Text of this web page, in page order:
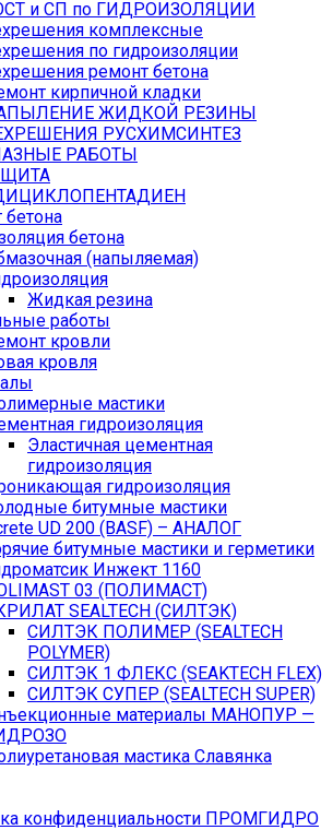
и СП по ГИДРОИЗОЛЯЦИИ
комплексные
по гидроизоляции
ремонт бетона
кирпичной кладки
ЖИДКОЙ РЕЗИНЫ
РУСХИМСИНТЕЗ
РАБОТЫ
бетона
(напыляемая)
Жидкая резина
работы
кровли
кровля
мастики
гидроизоляция
Эластичная цементная
гидроизоляция
гидроизоляция
битумные мастики
UD 200 (BASF) – АНАЛОГ
битумные мастики и герметики
Инжект 1160
03 (ПОЛИМАСТ)
SEALTECH (СИЛТЭК)
СИЛТЭК ПОЛИМЕР (SEALTECH
POLYMER)
СИЛТЭК 1 ФЛЕКС (SEAKTECH FLEX)
СИЛТЭК СУПЕР (SEALTECH SUPER)
материалы МАНОПУР —
мастика Славянка
конфиденциальности ПРОМГИДРО